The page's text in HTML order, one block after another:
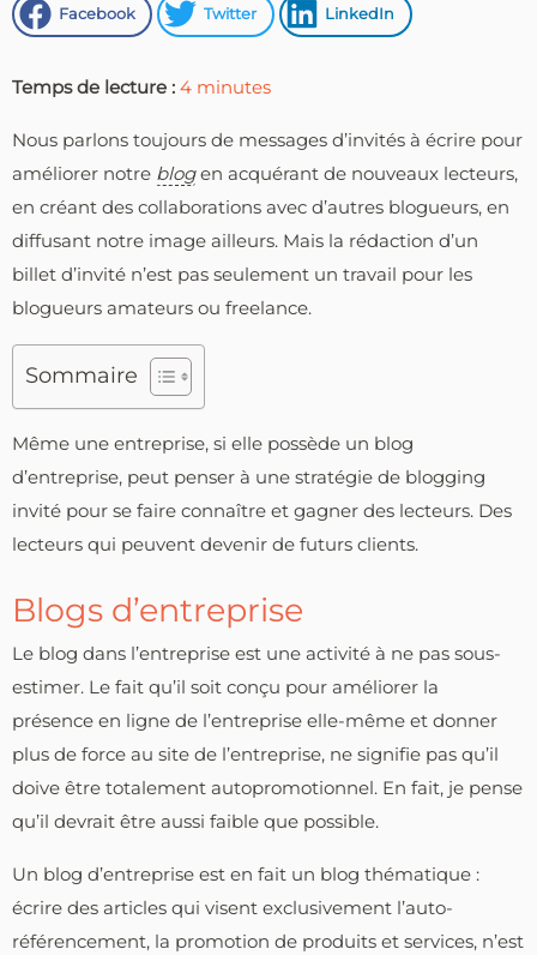
Facebook Twitter LinkedIn
Temps de lecture : 4 minutes
Nous parlons toujours de messages d’invités à écrire pour
améliorer notre blogen acquérant de nouveaux lecteurs,
en créant des collaborations avec d’autres blogueurs, en
diffusant notre image ailleurs. Mais la rédaction d’un
billet d’invité n’est pas seulement un travail pour les
blogueurs amateurs ou freelance.
Sommaire
Même une entreprise, si elle possède un blog
d’entreprise, peut penser à une stratégie de blogging
invité pour se faire connaître et gagner des lecteurs. Des
lecteurs qui peuvent devenir de futurs clients.
Blogs d’entreprise
Le blog dans l’entreprise est une activité à ne pas sous-
estimer. Le fait qu’il soit conçu pour améliorer la
présence en ligne de l’entreprise elle-même et donner
plus de force au site de l’entreprise, ne signifie pas qu’il
doive être totalement autopromotionnel. En fait, je pense
qu’il devrait être aussi faible que possible.
Un blog d’entreprise est en fait un blog thématique :
écrire des articles qui visent exclusivement l’auto-
référencement, la promotion de produits et services, n’est